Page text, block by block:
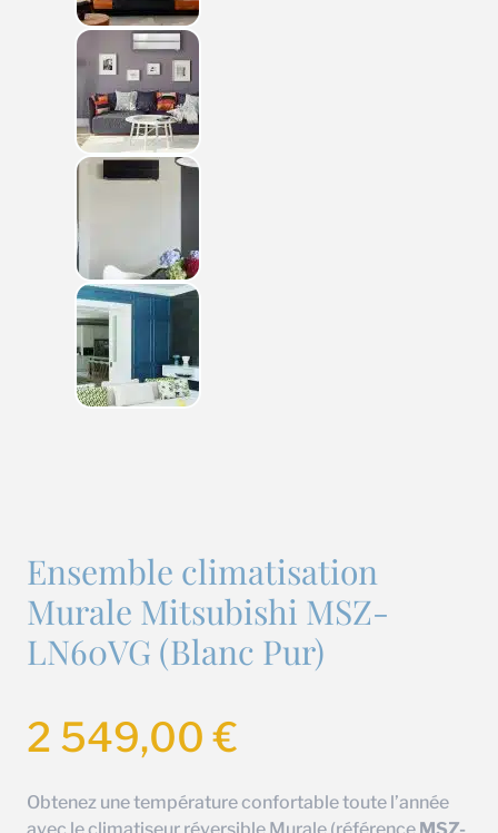
Ensemble climatisation
Murale Mitsubishi MSZ-
LN60VG (Blanc Pur)
2 549,00€
Obtenez une température confortable toute l’année